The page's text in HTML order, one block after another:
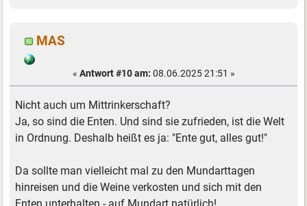
MAS
« Antwort #10 am: 08.06.2025 21:51 »
Nicht auch um Mittrinkerschaft?
Ja, so sind die Enten. Und sind sie zufrieden, ist die Welt
in Ordnung. Deshalb heißt es ja: "Ente gut, alles gut!"
Da sollte man vielleicht mal zu den Mundarttagen
hinreisen und die Weine verkosten und sich mit den